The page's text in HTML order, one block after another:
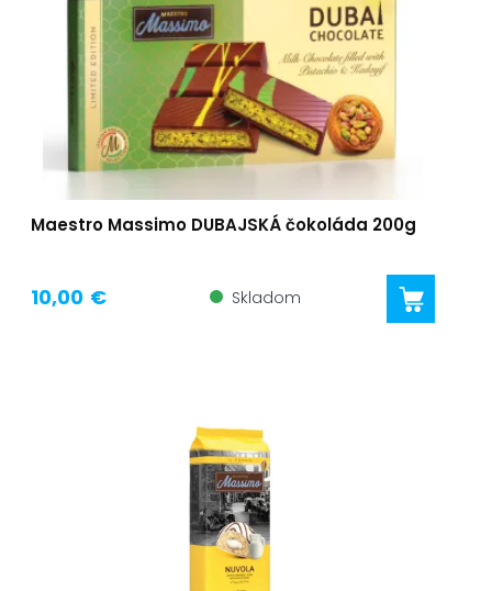
Maestro Massimo DUBAJSKÁ čokoláda 200g
10,00 € Skladom